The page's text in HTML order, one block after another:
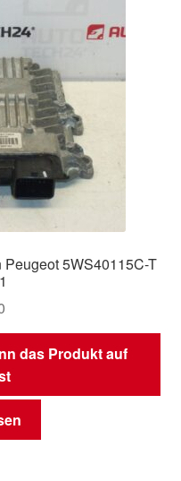
5WS40115C-T
das Produkt auf